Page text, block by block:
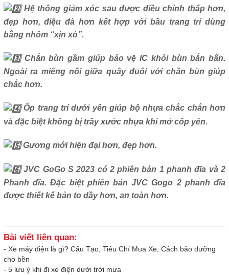
Hệ thống giảm xóc sau được điều chỉnh thấp hơn,
đẹp hơn, điệu đà hơn kết hợp với bầu trang trí dùng
bằng nhôm “xịn xò”.
Chắn bùn gầm giúp bảo vệ IC khỏi bùn bắn bẩn.
Ngoài ra miếng nối giữa quây đuôi với chăn bùn giúp
chắc hơn.
Ốp trang trí dưới yên giúp bộ nhựa chắc chắn hơn
và đặc biệt không bị trầy xước nhựa khi mở cốp yên.
Gương mới hiện đại hơn, đẹp hơn.
JVC GoGo S 2023 có 2 phiên bản 1 phanh đĩa và 2
Phanh đĩa. Đặc biệt phiên bản JVC Gogo 2 phanh đĩa
được thiết kế bản to dầy hơn, an toàn hơn.
Bài viết liên quan:
- Xe máy điện là gì? Cấu Tạo, Tiêu Chí Mua Xe, Cách bảo dưỡng
cho bền
- 5 lưu ý khi đi xe điện dưới trời mưa